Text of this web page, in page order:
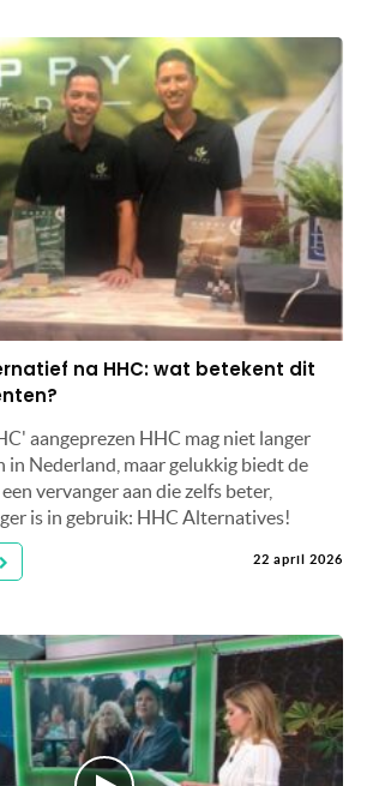
na HHC: wat betekent dit
aangeprezen HHC mag niet langer
in Nederland, maar gelukkig biedt de
vervanger aan die zelfs beter,
is in gebruik: HHC Alternatives!
22 april 2026